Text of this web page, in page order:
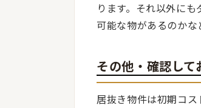
ります。それ以外に
可能な物があるのかな
その他・確認し
居抜き物件は初期コ